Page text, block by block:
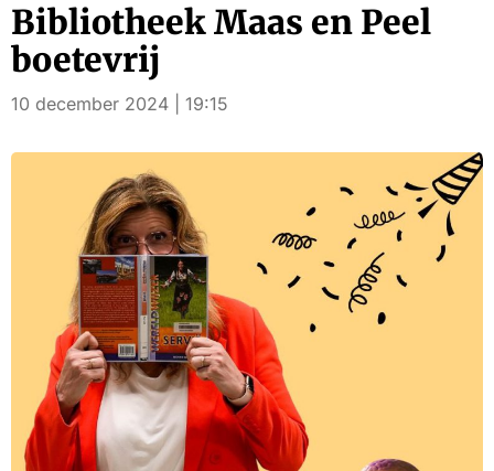
Bibliotheek Maas en Peel
boetevrij
10 december 2024 | 19:15